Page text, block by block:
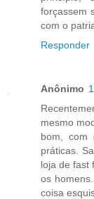
forçassem
com o
Responder
Anônimo
mesmo
bom, com
práticas.
loja de fast
os
coisa